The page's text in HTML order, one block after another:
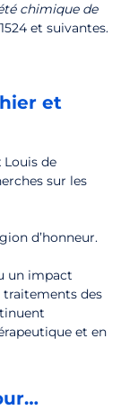
chimique de
et suivantes.
et
Louis de
sur les
d’honneur.
un impact
des
et en